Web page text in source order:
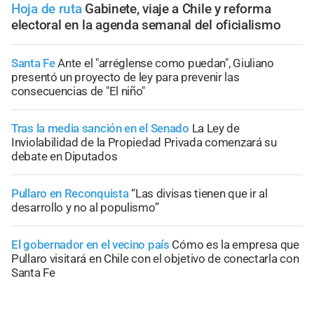
Hoja de ruta Gabinete, viaje a Chile y reforma
electoral en la agenda semanal del oficialismo
Santa FeAnte el "arréglense como puedan", Giuliano
presentó un proyecto de ley para prevenir las
consecuencias de "El niño"
Tras la media sanción en el Senado La Ley de
Inviolabilidad de la Propiedad Privada comenzará su
debate en Diputados
Pullaro en Reconquista“Las divisas tienen que ir al
desarrollo y no al populismo”
El gobernador en el vecino país Cómo es la empresa que
Pullaro visitará en Chile con el objetivo de conectarla con
Santa Fe